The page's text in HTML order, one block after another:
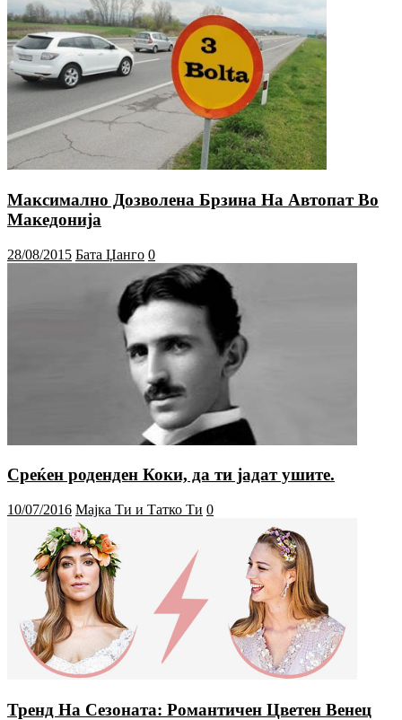
Максимално Дозволена Брзина На Автопат Во
Македонија
28/08/2015 Бата Џанго 0
Среќен роденден Коки, да ти јадат ушите.
10/07/2016 Мајка Ти и Татко Ти 0
Тренд На Сезоната: Романтичен Цветен Венец